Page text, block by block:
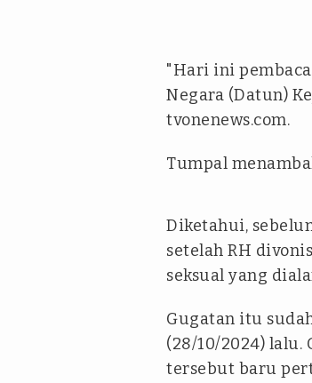
"Hari ini
Negara (Datun)
tvonenews.com.
Tumpal
Diketahui,
setelah RH
seksual yang
Gugatan itu
(28/10/2024) lalu.
tersebut baru